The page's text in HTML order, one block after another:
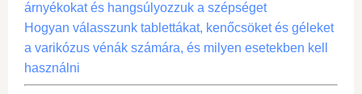
árnyékokat és hangsúlyozzuk a szépséget
Hogyan válasszunk tablettákat, kenőcsöket és géleket
a varikózus vénák számára, és milyen esetekben kell
használni